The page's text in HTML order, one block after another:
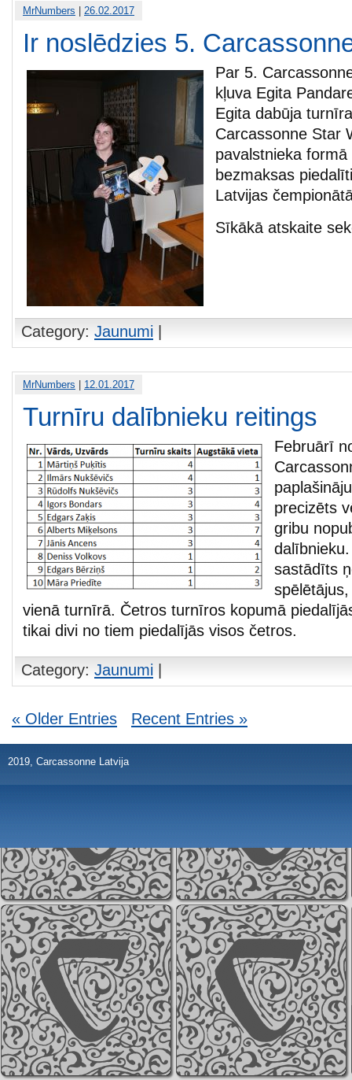
MrNumbers 26.02.2017
Ir noslēdzies 5.
Par 5.
kļuva Egita
Egita dabūja
Carcassonne Star
pavalstnieka formā
bezmaksas
Latvijas
Sīkākā atskaite
Category: Jaunumi
MrNumbers 12.01.2017
Turnīru dalībnieku reitings
Februārī
precizēts
gribu
sastādīts
vienā turnīrā. Četros turnīros kopumā
tikai divi no tiem piedalījās visos četros.
Category: Jaunumi
« Older Entries Recent Entries »
2019, Carcassonne Latvija